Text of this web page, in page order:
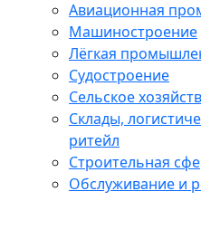
Авиационная
Машиностроение
Лёгкая
Судостроение
Сельское
Склады,
ритейл
Строительная
Обслуживание и